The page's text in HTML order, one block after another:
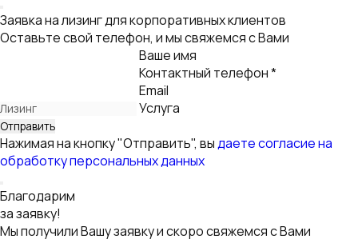
Написать
в WhatsApp